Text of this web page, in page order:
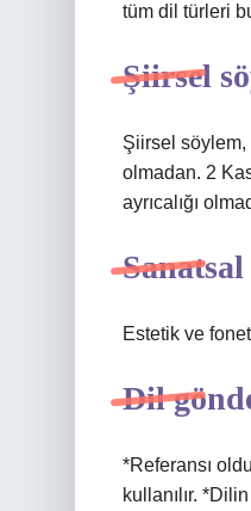
tüm dil türleri
Şiirsel
Şiirsel söylem,
olmadan. 2
ayrıcalığı
Estetik ve
Dil
*Referansı
kullanılır.